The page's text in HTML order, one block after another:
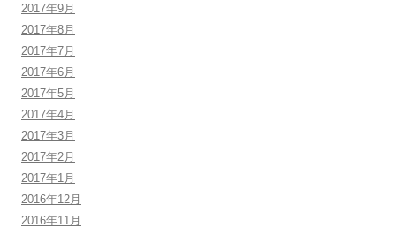
2017年9月
2017年8月
2017年7月
2017年6月
2017年5月
2017年4月
2017年3月
2017年2月
2017年1月
2016年12月
2016年11月